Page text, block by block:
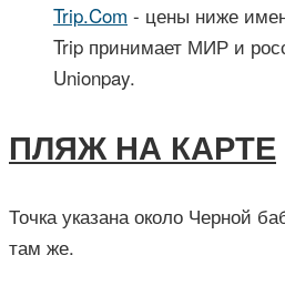
Trip.Com - цены ниже
Trip принимает МИР и
Unionpay.
ПЛЯЖ НА КАРТЕ
Точка указана около Черной
там же.